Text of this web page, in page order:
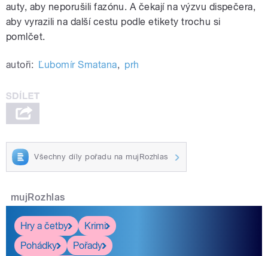
auty, aby neporušili fazónu. A čekají na výzvu dispečera,
aby vyrazili na další cestu podle etikety trochu si
pomlčet.
autoři: Ľubomír Smatana, prh
Všechny díly pořadu na mujRozhlas
mujRozhlas
Hry a četby
Krimi
Pohádky
Pořady